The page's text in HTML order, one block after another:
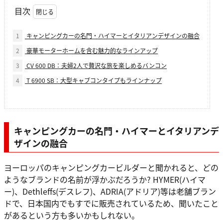
目次
1
キャンピングカーの名門・ハイマーとイタリアンデザインの融合
2
豪華モーターホームを含む魅力的なラインアップ
3
CV 600 DB：夫婦2人で贅沢な旅を楽しめるバンコン
4
T 6900 SB：大型キャブコンタイプもラインナップ
キャンピングカーの名門・ハイマーとイタリアンデ
ザインの融合
ヨーロッパのキャンピングカービルダーと聞かれると、どの
ようなブランドの名前が浮かぶだろうか? HYMER(ハイマ
ー)、Dethleffs(デスレフ)、ADRIA(アドリア)等は老舗ブラン
ドで、日本国内でもすでに販売されているため、聞いたこと
があるという方も多いかもしれない。